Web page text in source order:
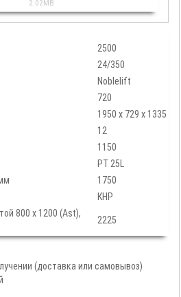
2.02MB
2500
24/350
Noblelift
720
1950 х 729 х 1335
12
1150
PT 25L
1750
КНР
800 х 1200 (Ast),
2225
(доставка или самовывоз)